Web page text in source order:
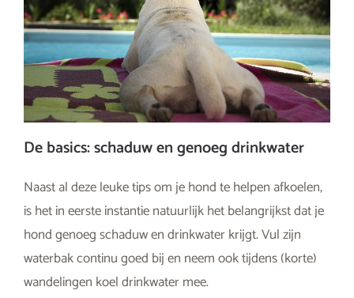
De basics: schaduw en genoeg drinkwater
Naast al deze leuke tips om je hond te helpen afkoelen,
is het in eerste instantie natuurlijk het belangrijkst dat je
hond genoeg schaduw en drinkwater krijgt. Vul zijn
waterbak continu goed bij en neem ook tijdens (korte)
wandelingen koel drinkwater mee.